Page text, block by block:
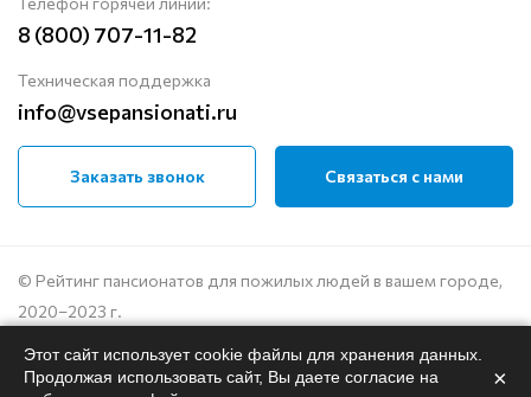
8 (800) 707-11-82
Техническая поддержка
info@vsepansionati.ru
Заказать звонок Связаться с нами
© Рейтинг пансионатов для пожилых людей в вашем городе,
2020–2023 г.
Политика конфиденциальности
Пользовательское соглашение
Этот сайт использует cookie файлы для хранения данных.
Продолжая использовать сайт, Вы даете согласие на
×